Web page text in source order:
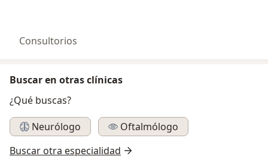
Consultorios
Buscar en otras clínicas
¿Qué buscas?
Neurólogo
Oftalmólogo
Buscar otra especialidad